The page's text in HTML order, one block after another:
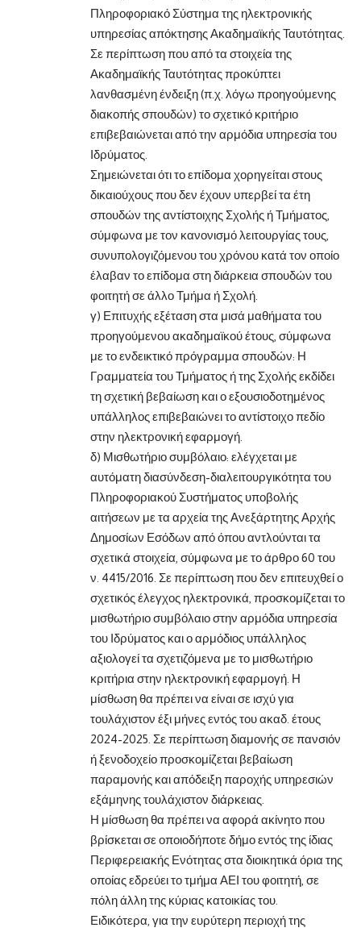
Πληροφοριακό Σύστημα της ηλεκτρονικής
υπηρεσίας απόκτησης Ακαδημαϊκής Ταυτότητας.
Σε περίπτωση που από τα στοιχεία της
Ακαδημαϊκής Ταυτότητας προκύπτει
λανθασμένη ένδειξη (π.χ. λόγω προηγούμενης
διακοπής σπουδών) το σχετικό κριτήριο
επιβεβαιώνεται από την αρμόδια υπηρεσία του
Ιδρύματος.
Σημειώνεται ότι το επίδομα χορηγείται στους
δικαιούχους που δεν έχουν υπερβεί τα έτη
σπουδών της αντίστοιχης Σχολής ή Τμήματος,
σύμφωνα με τον κανονισμό λειτουργίας τους,
συνυπολογιζόμενου του χρόνου κατά τον οποίο
έλαβαν το επίδομα στη διάρκεια σπουδών του
φοιτητή σε άλλο Τμήμα ή Σχολή.
γ) Επιτυχής εξέταση στα μισά μαθήματα του
προηγούμενου ακαδημαϊκού έτους, σύμφωνα
με το ενδεικτικό πρόγραμμα σπουδών: Η
Γραμματεία του Τμήματος ή της Σχολής εκδίδει
τη σχετική βεβαίωση και ο εξουσιοδοτημένος
υπάλληλος επιβεβαιώνει το αντίστοιχο πεδίο
στην ηλεκτρονική εφαρμογή.
δ) Μισθωτήριο συμβόλαιο: ελέγχεται με
αυτόματη διασύνδεση-διαλειτουργικότητα του
Πληροφοριακού Συστήματος υποβολής
αιτήσεων με τα αρχεία της Ανεξάρτητης Αρχής
Δημοσίων Εσόδων από όπου αντλούνται τα
σχετικά στοιχεία, σύμφωνα με το άρθρο 60 του
ν. 4415/2016. Σε περίπτωση που δεν επιτευχθεί ο
σχετικός έλεγχος ηλεκτρονικά, προσκομίζεται το
μισθωτήριο συμβόλαιο στην αρμόδια υπηρεσία
του Ιδρύματος και ο αρμόδιος υπάλληλος
αξιολογεί τα σχετιζόμενα με το μισθωτήριο
κριτήρια στην ηλεκτρονική εφαρμογή. Η
μίσθωση θα πρέπει να είναι σε ισχύ για
τουλάχιστον έξι μήνες εντός του ακαδ. έτους
2024-2025. Σε περίπτωση διαμονής σε πανσιόν
ή ξενοδοχείο προσκομίζεται βεβαίωση
παραμονής και απόδειξη παροχής υπηρεσιών
εξάμηνης τουλάχιστον διάρκειας.
Η μίσθωση θα πρέπει να αφορά ακίνητο που
βρίσκεται σε οποιοδήποτε δήμο εντός της ίδιας
Περιφερειακής Ενότητας στα διοικητικά όρια της
οποίας εδρεύει το τμήμα ΑΕΙ του φοιτητή, σε
πόλη άλλη της κύριας κατοικίας του.
Ειδικότερα, για την ευρύτερη περιοχή της